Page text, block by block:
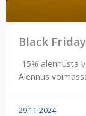
Black
-15% alennusta
Alennus
29.11.2024